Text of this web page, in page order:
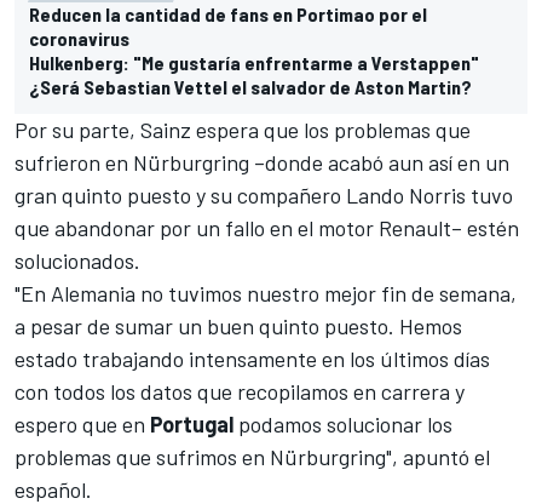
Reducen la cantidad de fans en Portimao por el
coronavirus
Hulkenberg: "Me gustaría enfrentarme a Verstappen"
¿Será Sebastian Vettel el salvador de Aston Martin?
Por su parte, Sainz espera que los problemas que
sufrieron en Nürburgring –donde acabó aun así en un
gran quinto puesto y su compañero Lando Norris tuvo
que abandonar por un fallo en el motor Renault– estén
solucionados.
"En Alemania no tuvimos nuestro mejor fin de semana,
a pesar de sumar un buen quinto puesto. Hemos
estado trabajando intensamente en los últimos días
con todos los datos que recopilamos en carrera y
espero que en Portugal podamos solucionar los
problemas que sufrimos en Nürburgring", apuntó el
español.